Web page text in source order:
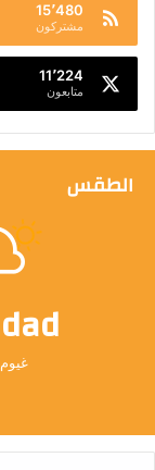
15٬480
مشتركون
11٬224
متابعون
الطقس